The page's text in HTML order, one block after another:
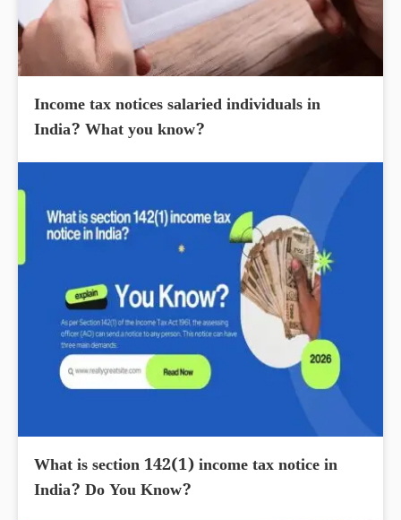
Income tax notices salaried individuals in
India? What you know?
What is section 142(1) income tax notice in
India? Do You Know?